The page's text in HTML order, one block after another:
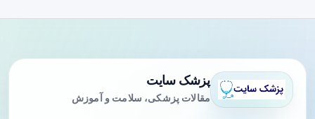
پزشک سایت
مقالات پزشکی، سلامت و آموزش